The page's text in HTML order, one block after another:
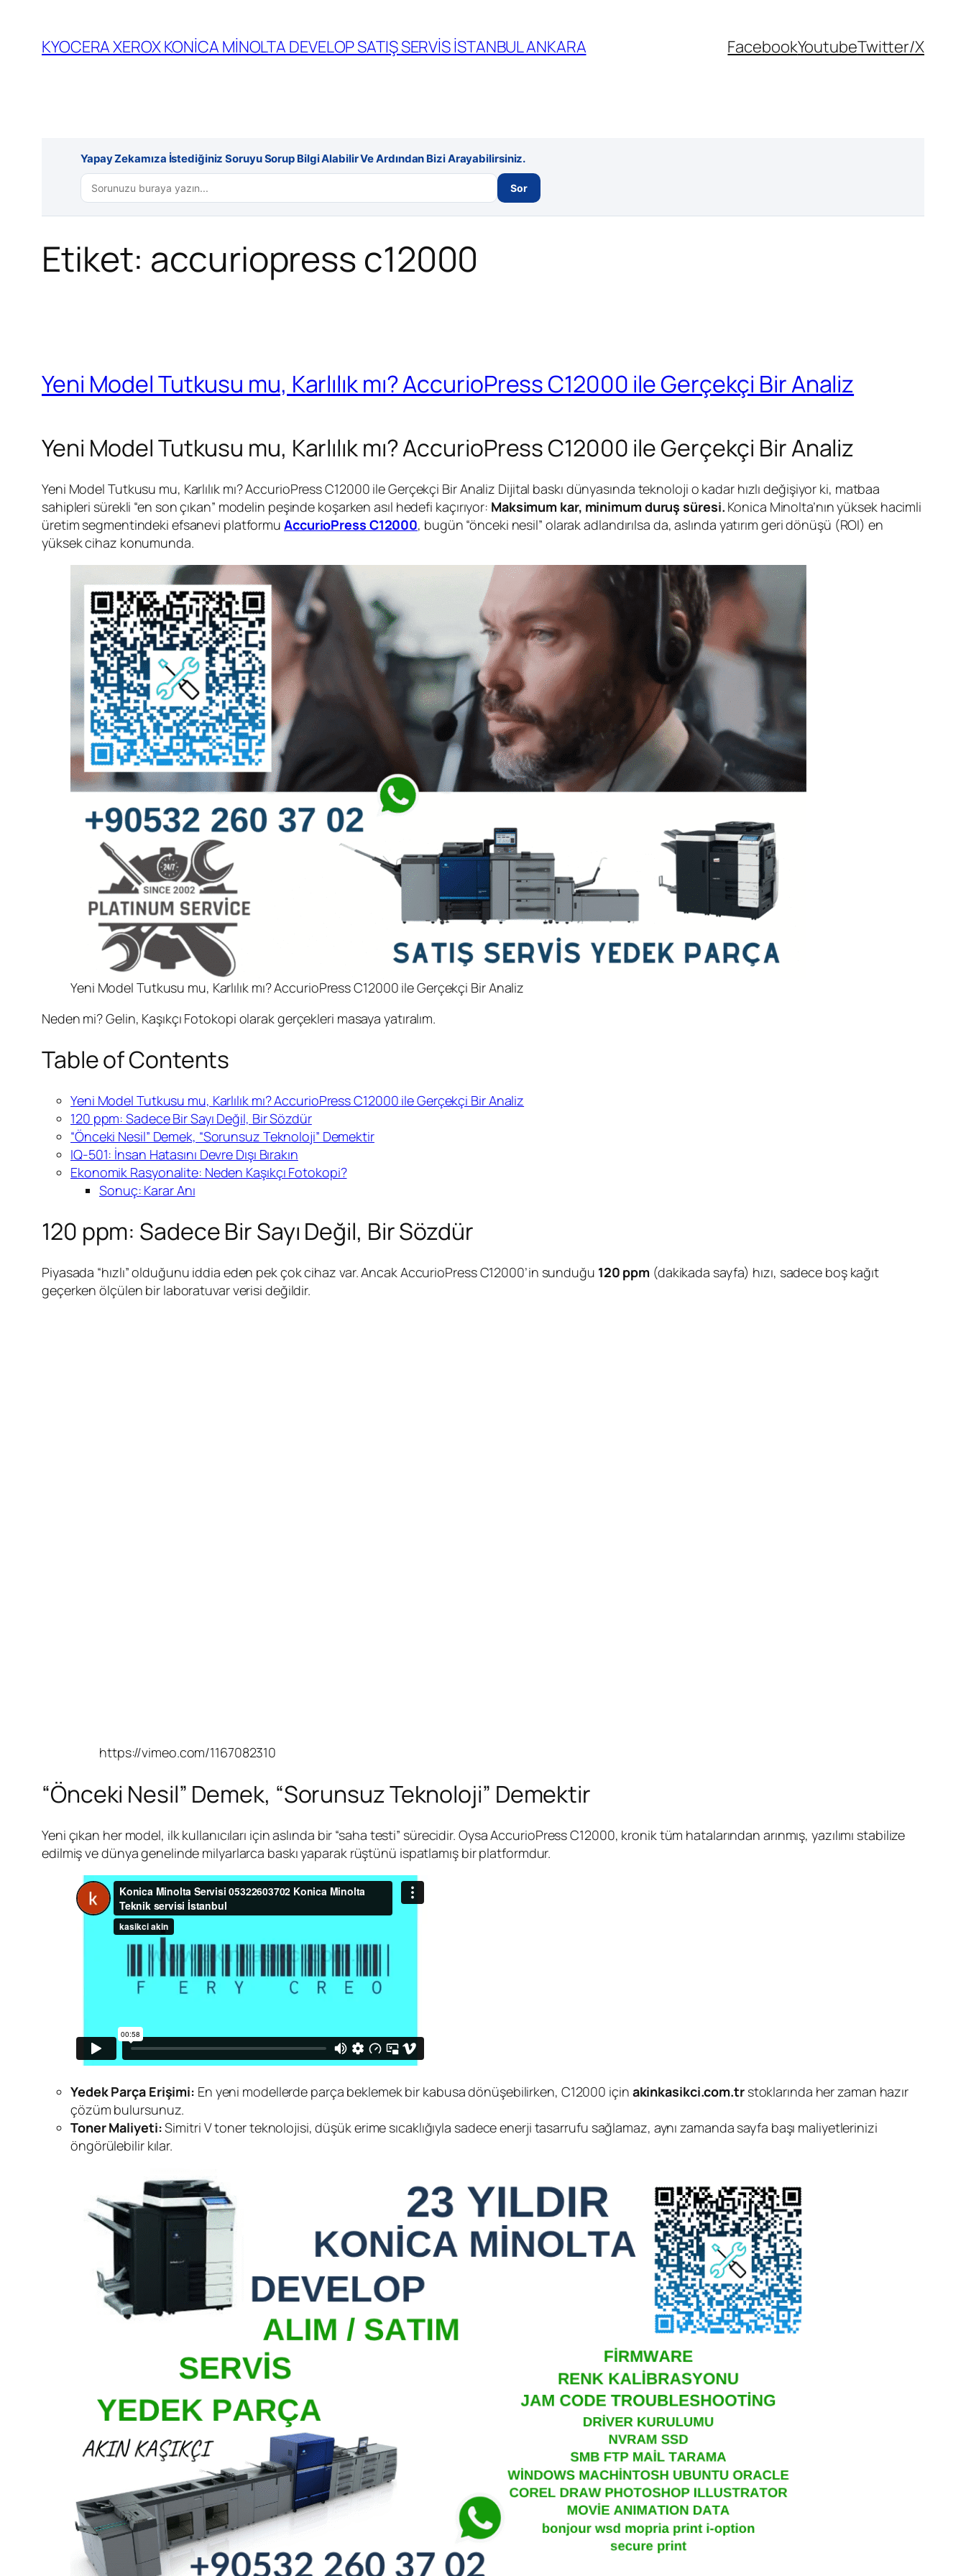
KYOCERA XEROX KONİCA MİNOLTA DEVELOP SATIŞ SERVİS İSTANBUL ANKARA FacebookYoutubeTwitter/X
Yapay Zekamıza İstediğiniz Soruyu Sorup Bilgi Alabilir Ve Ardından Bizi Arayabilirsiniz.
Sor
Etiket: accuriopress c12000
Yeni Model Tutkusu mu, Karlılık mı? AccurioPress C12000 ile Gerçekçi Bir Analiz
Yeni Model Tutkusu mu, Karlılık mı? AccurioPress C12000 ile Gerçekçi Bir Analiz
Yeni Model Tutkusu mu, Karlılık mı? AccurioPress C12000 ile Gerçekçi Bir Analiz Dijital baskı dünyasında teknoloji o kadar hızlı değişiyor ki, matbaa
sahipleri sürekli “en son çıkan” modelin peşinde koşarken asıl hedefi kaçırıyor: Maksimum kar, minimum duruş süresi. Konica Minolta’nın yüksek hacimli
üretim segmentindeki efsanevi platformu AccurioPress C12000, bugün “önceki nesil” olarak adlandırılsa da, aslında yatırım geri dönüşü (ROI) en
yüksek cihaz konumunda.
Yeni Model Tutkusu mu, Karlılık mı? AccurioPress C12000 ile Gerçekçi Bir Analiz
Neden mi? Gelin, Kaşıkçı Fotokopi olarak gerçekleri masaya yatıralım.
Table of Contents
Yeni Model Tutkusu mu, Karlılık mı? AccurioPress C12000 ile Gerçekçi Bir Analiz
120 ppm: Sadece Bir Sayı Değil, Bir Sözdür
“Önceki Nesil” Demek, “Sorunsuz Teknoloji” Demektir
IQ-501: İnsan Hatasını Devre Dışı Bırakın
Ekonomik Rasyonalite: Neden Kaşıkçı Fotokopi?
Sonuç: Karar Anı
120 ppm: Sadece Bir Sayı Değil, Bir Sözdür
Piyasada “hızlı” olduğunu iddia eden pek çok cihaz var. Ancak AccurioPress C12000’in sunduğu 120 ppm (dakikada sayfa) hızı, sadece boş kağıt
geçerken ölçülen bir laboratuvar verisi değildir.
https://vimeo.com/1167082310
“Önceki Nesil” Demek, “Sorunsuz Teknoloji” Demektir
Yeni çıkan her model, ilk kullanıcıları için aslında bir “saha testi” sürecidir. Oysa AccurioPress C12000, kronik tüm hatalarından arınmış, yazılımı stabilize
edilmiş ve dünya genelinde milyarlarca baskı yaparak rüştünü ispatlamış bir platformdur.
Yedek Parça Erişimi: En yeni modellerde parça beklemek bir kabusa dönüşebilirken, C12000 için akinkasikci.com.trstoklarında her zaman hazır
çözüm bulursunuz.
Toner Maliyeti:Simitri V toner teknolojisi, düşük erime sıcaklığıyla sadece enerji tasarrufu sağlamaz, aynı zamanda sayfa başı maliyetlerinizi
öngörülebilir kılar.